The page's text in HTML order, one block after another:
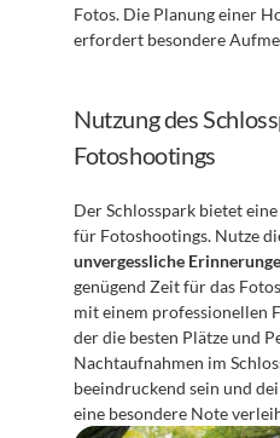
Fotos. Die Planung einer
erfordert besondere
Nutzung des
Fotoshootings
Der Schlosspark bietet
unvergessliche
genügend Zeit für das
mit einem professionellen
der die besten Plätze und
Nachtaufnahmen im
beeindruckend sein und
eine besondere Note